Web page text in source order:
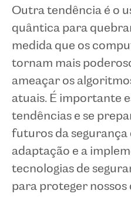
Outra tendência é o
quântica para
medida que os
tornam mais
ameaçar os
atuais. É importante
tendências e se
futuros da
adaptação e a
tecnologias de
para proteger